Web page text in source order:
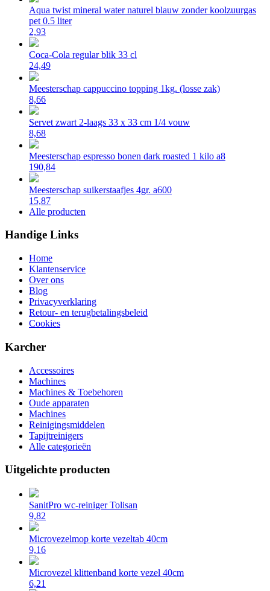
Aqua twist mineral water naturel blauw zonder koolzuurgas
pet 0.5 liter
2,93
Coca-Cola regular blik 33 cl
24,49
Meesterschap cappuccino topping 1kg. (losse zak)
8,66
Servet zwart 2-laags 33 x 33 cm 1/4 vouw
8,68
Meesterschap espresso bonen dark roasted 1 kilo a8
190,84
Meesterschap suikerstaafjes 4gr. a600
15,87
Alle producten
Handige Links
Home
Klantenservice
Over ons
Blog
Privacyverklaring
Retour- en terugbetalingsbeleid
Cookies
Karcher
Accessoires
Machines
Machines & Toebehoren
Oude apparaten
Machines
Reinigingsmiddelen
Tapijtreinigers
Alle categorieën
Uitgelichte producten
SanitPro wc-reiniger Tolisan
9,82
Microvezelmop korte vezeltab 40cm
9,16
Microvezel klittenband korte vezel 40cm
6,21